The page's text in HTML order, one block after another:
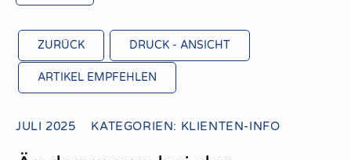
ZURÜCK DRUCK - ANSICHT
ARTIKEL EMPFEHLEN
JULI 2025 KATEGORIEN: KLIENTEN-INFO